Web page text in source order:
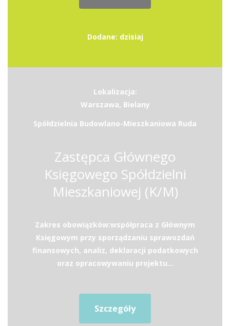
Dodane: dzisiaj
Lokalizacja:
Warszawa, Bielany
Spółdzielnia Budowlano-Mieszkaniowa Ruda
Zastępca Głównego
Księgowego Spółdzielni
Mieszkaniowej (K/M)
Zakres obowiązków:współpraca z Głównym
Księgowym przy sporządzaniu sprawozdań
finansowych, analiz, deklaracji podatkowych
oraz opracowywaniu projektu...
Szczegóły